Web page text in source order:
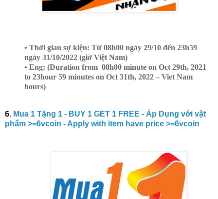
• Thời gian sự kiện: Từ 08h00 ngày 29/10 đến 23h59
ngày 31/10/2022 (giờ Việt Nam)
• Eng: (Duration from 08h00 minute on Oct 29th, 2021
to 23hour 59 minutes on Oct 31th, 2022 – Viet Nam
hours)
6. Mua 1 Tặng 1 - BUY 1 GET 1 FREE - Áp Dụng với vật
phẩm >=6vcoin - Apply with item have price >=6vcoin